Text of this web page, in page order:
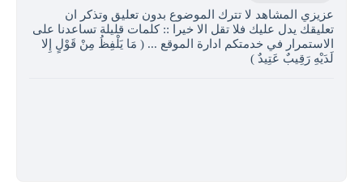
عزيزي المشاهد لا تترك الموضوع بدون تعليق وتذكر ان
تعليقك يدل عليك فلا تقل الا خيرا :: كلمات قليلة تساعدنا على
الاستمرار في خدمتكم ادارة الموقع ... ( مَا يَلْفِظُ مِنْ قَوْلٍ إِلا
لَدَيْهِ رَقِيبٌ عَتِيدٌ )